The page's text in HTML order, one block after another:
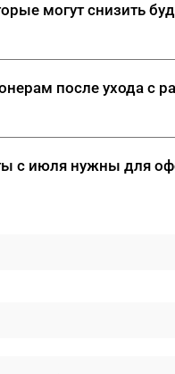
могут снизить
после ухода с
с июля нужны для